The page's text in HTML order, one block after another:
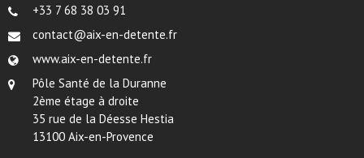
+33 7 68 38 03 91
contact@aix-en-detente.fr
www.aix-en-detente.fr
Pôle Santé de la Duranne
2ème étage à droite
35 rue de la Déesse Hestia
13100 Aix-en-Provence